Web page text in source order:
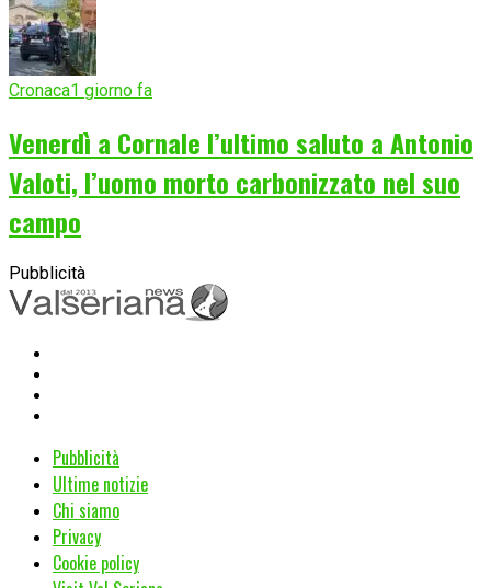
Cronaca1 giorno fa
Venerdì a Cornale l’ultimo saluto a Antonio
Valoti, l’uomo morto carbonizzato nel suo
campo
Pubblicità
Pubblicità
Ultime notizie
Chi siamo
Privacy
Cookie policy